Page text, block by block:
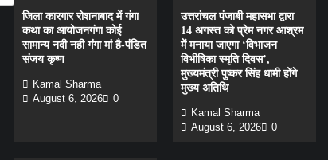
जिला कारगार रोशनाबाद में गंगा
कथा का आयोजनगंगा कोई
सामान्य नदी नही गंगा मां है-पंडित
संजय कृष्ण
Kamal Sharma
August 6, 2026
0
उत्तरांचल पंजाबी महासभा द्वारा
14 अगस्त को प्रेम नगर आश्रम
में मनाया जाएगा ‘विभाजन
विभीषिका स्मृति दिवस’,
मुख्यमंत्री पुष्कर सिंह धामी होंगे
मुख्य अतिथि
Kamal Sharma
August 6, 2026
0